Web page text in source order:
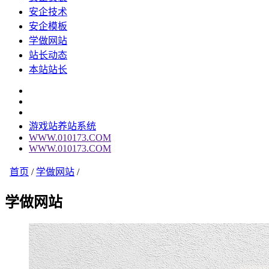
安企技术
安企模板
学做网站
站长动态
本站站长
游戏站养站系统
WWW.010173.COM
WWW.010173.COM
首页 / 学做网站 /
学做网站